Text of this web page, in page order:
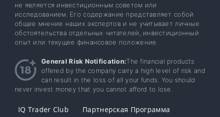
не является инвестиционным советом или
исследованием. Его содержание представляет собой
общее мнение наших экспертов и не учитывает личные
обстоятельства отдельных читателей, инвестиционный
опыт или текущее финансовое положение.
General Risk Notification:The financial products
offered by the company carry a high level of risk and
can result in the loss of all your funds. You should
never invest money that you cannot afford to lose.
IQ Trader Club Партнерская Программа